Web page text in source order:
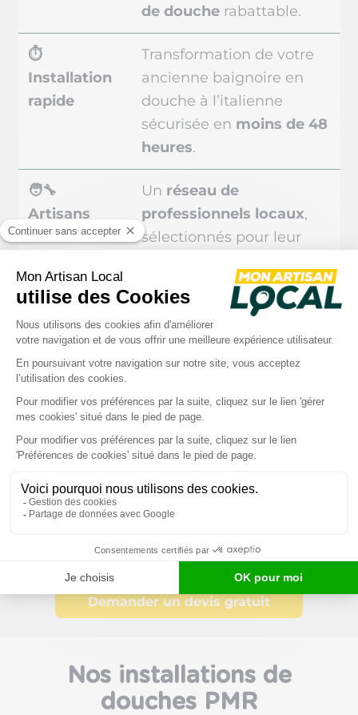
de doucherabattable.
⏱️
Installation
rapide
Transformation de votre
ancienne baignoire en
douche à l’italienne
sécurisée en moins de 48
heures.
🧑‍🔧
Artisans
locaux
Un réseau de
professionnels locaux,
sélectionnés pour leur
respect des normes PMR
en vigueur.
longtemps possible,remplacez votre
baignoire par une douche de plain-pied
sécurisée, installée par un artisan qualifié
de votre région.
👉Recevez des offres personnalisées,
gratuites et sans engagement
Demander un devis gratuit
Nos installations de
douches PMR